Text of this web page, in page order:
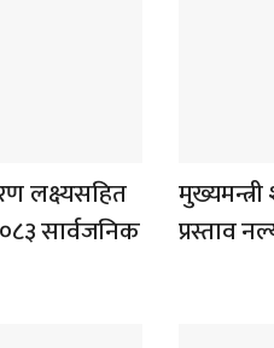
लक्ष्यसहित
सार्वजनिक
प्रस्ताव